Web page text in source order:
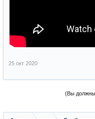
25 окт 2020
(Вы должны